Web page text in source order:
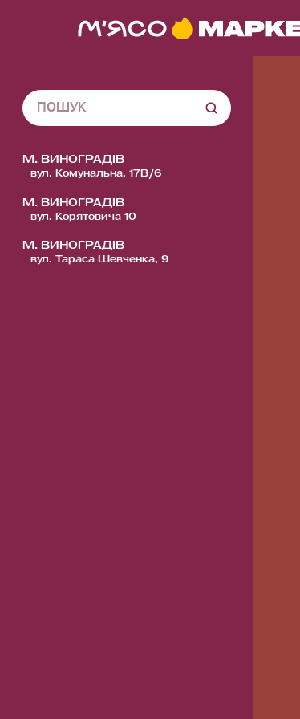
М. ВИНОГРАДІВ
вул. Комунальна, 17В/6
М. ВИНОГРАДІВ
вул. Корятовича 10
М. ВИНОГРАДІВ
вул. Тараса Шевченка, 9